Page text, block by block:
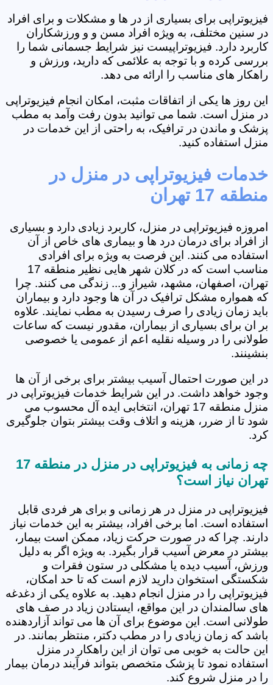
فیزیوتراپی برای بسیاری از در ها و مشکلات و برای افراد
در سنین مختلف، به ویژه افراد مسن و و ورزشکاران
کاربرد دارد. فیزیوتراپیست نیز شرایط جسمانی شما را
بررسی کرده و با توجه به علائمی که دارید، ورزش و
راهکار های مناسب را ارائه می دهد.
این روز ها یکی از اتفاقات مثبت، امکان انجام فیزیوتراپی
در منزل است. شما می توانید بدون رفت وآمد به مطب
پزشک و ماندن در ترافیک، به راحتی از این خدمات در
منزل استفاده کنید.
خدمات فیزیوتراپی در منزل در
منطقه 17 تهران
امروزه فیزیوتراپی در منزل، کاربرد زیادی دارد و بسیاری
از افراد برای درمان درد ها و بیماری های خاص از آن
استفاده می کنند. این فرصت به ویژه برای افرادی
مناسب است که در کلان شهر هایی نظیر منطقه 17
تهران، اصفهان، مشهد، شیراز و... زندگی می کنند. چرا
که همواره مشکل ترافیک در آن ها وجود دارد و بیماران
باید زمان زیادی را صرف رسیدن به مطب نمایند. علاوه
بر ان برای بسیاری از بیماران، مقدور نیست که ساعات
طولانی را در وسیله نقلیه اعم از عمومی یا خصوصی
بنشینند.
در این صورت احتمال آسیب بیشتر برای برخی از آن ها
وجود خواهد داشت. در این شرایط خدمات فیزیوتراپی در
منزل منطقه 17 تهران، انتخابی ایده آل محسوب می
شود تا از ضرر، هزینه و اتلاف وقت بیشتر بتوان جلوگیری
کرد.
چه زمانی به فیزیوتراپی در منزل در منطقه 17
تهران نیاز است؟
فیزیوتراپی در منزل در هر زمانی و برای هر فردی قابل
استفاده است. اما برخی افراد، بیشتر به این خدمات نیاز
دارند. چرا که در صورت حرکت زیاد، ممکن است بیمار،
بیشتر در معرض آسیب قرار بگیرد. به ویژه اگر به دلیل
ورزش، آسیب دیده یا مشکلی در ستون فقرات و
شکستگی استخوان دارید لازم است که تا حد امکان،
فیزیوتراپی را در منزل انجام دهید. به علاوه یکی از دغدغه
های سالمندان در این مواقع، ایستادن زیاد در صف های
طولانی است. این موضوع برای آن ها می تواند آزاردهنده
باشد که زمان زیادی را در مطب دکتر، منتظر بمانند. در
این حالت به خوبی می توان از این راهکار در منزل
استفاده نمود تا پزشک متخصص بتواند فرآیند درمان بیمار
را در منزل شروع کند.